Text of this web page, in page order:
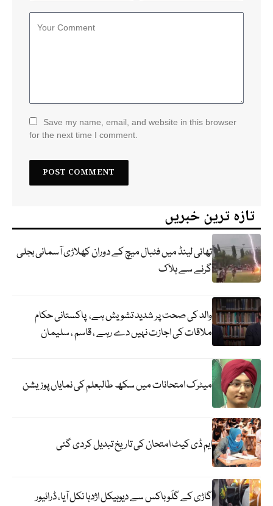
Save my name, email, and website in this browser
for the next time I comment.
تازہ ترین خبریں
تھائی لینڈ میں فٹبال میچ کے دوران کھلاڑی آسمانی بجلی
گرنے سے ہلاک
والد کی صحت پر شدید تشویش ہے، پاکستانی حکام
ملاقات کی اجازت نہیں دے رہے ، قاسم ، سلیمان
میٹرک امتحانات میں سکھ طالبعلم کی نمایاں پوزیشن
ایم ڈی کیٹ امتحان کی تاریخ تبدیل کردی گئی
گاڑی کے گلَو باکس سے دیوہیکل اژدہا نکل آیا، ڈرائیور